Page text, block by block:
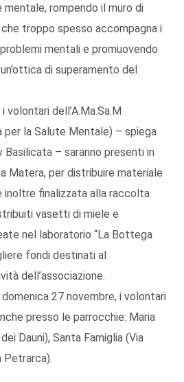
rompendo il muro di
troppo spesso accompagna i
mentali e promuovendo
di superamento del
volontari dell’A.Ma.Sa.M
per la Salute Mentale) – spiega
– saranno presenti in
Matera, per distribuire materiale
inoltre finalizzata alla raccolta
vasetti di miele e
nel laboratorio “La Bottega
fondi destinati al
dell’associazione.
27 novembre, i volontari
presso le parrocchie: Maria
Dauni), Santa Famiglia (Via
Petrarca).